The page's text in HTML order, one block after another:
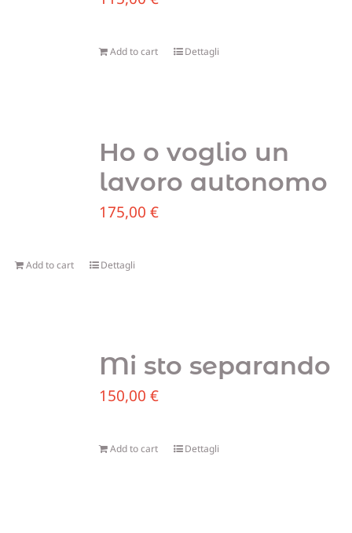
Add to cart Dettagli
Ho o voglio un
lavoro autonomo
175,00 €
Add to cart Dettagli
Mi sto separando
150,00 €
Add to cart Dettagli